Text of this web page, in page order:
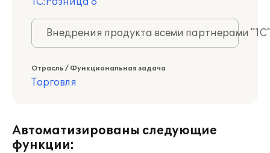
Внедрения продукта всеми партнерами
Отрасль / Функциональная задача
Торговля
Автоматизированы следующие
функции: